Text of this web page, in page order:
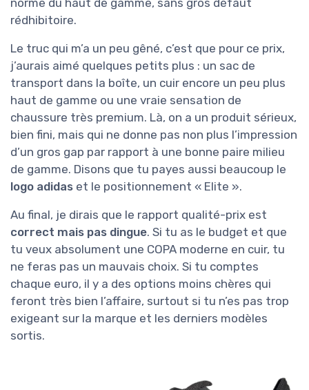
rédhibitoire.
Le truc qui m’a un peu gêné, c’est que pour ce prix,
j’aurais aimé quelques petits plus : un sac de
transport dans la boîte, un cuir encore un peu plus
haut de gamme ou une vraie sensation de
chaussure très premium. Là, on a un produit sérieux,
bien fini, mais qui ne donne pas non plus l’impression
d’un gros gap par rapport à une bonne paire milieu
de gamme. Disons que tu payes aussi beaucoup le
logo adidas et le positionnement « Elite ».
Au final, je dirais que le rapport qualité-prix est
correct mais pas dingue. Si tu as le budget et que
tu veux absolument une COPA moderne en cuir, tu
ne feras pas un mauvais choix. Si tu comptes
chaque euro, il y a des options moins chères qui
feront très bien l’affaire, surtout si tu n’es pas trop
exigeant sur la marque et les derniers modèles
sortis.